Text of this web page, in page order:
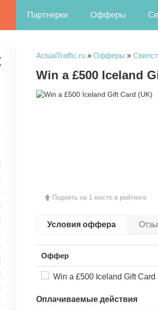
Партнерки Офферы
ActualTraffic.ru » Офферы »
Win a £500 Iceland
Поднять на 1 место в рейтинге
Условия оффера
Оффер
Win a £500 Iceland Gift Card
Оплачиваемые действия